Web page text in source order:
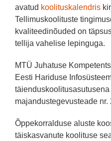
avatud koolituskalendris
Tellimuskoolituste
kvaliteedinõuded on
tellija vahelise lepinguga.
MTÜ Juhatuse
Eesti Hariduse
majandustegevusteade nr.
Õppekorralduse aluste
täiskasvanute koolituse